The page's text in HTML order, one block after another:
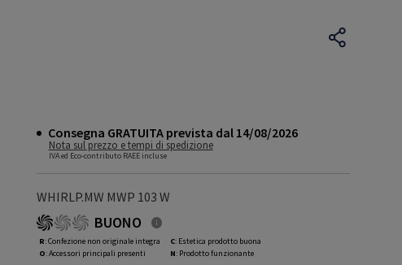
Consegna GRATUITA prevista dal 14/08/2026
Nota sul prezzo e tempi di spedizione
IVA ed Eco-contributo RAEE incluse
WHIRLP.MW MWP 103 W
BUONO
R: Confezione non originale integra
O: Accessori principali presenti
C: Estetica prodotto buona
N: Prodotto funzionante